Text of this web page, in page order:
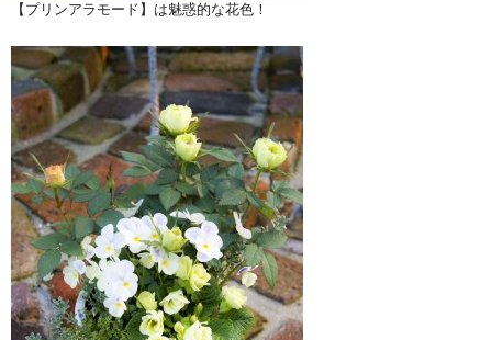
【プリンアラモード】は魅惑的な花色！